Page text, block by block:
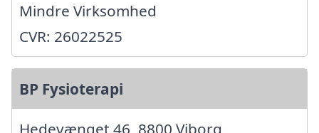
Mindre Virksomhed
CVR: 26022525
BP Fysioterapi
Hedevænget 46, 8800 Viborg